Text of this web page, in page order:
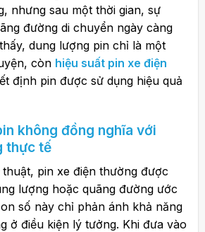
nhưng sau một thời gian, sự
đường di chuyển ngày càng
dung lượng pin chỉ là một
còn hiệu suất pin xe điện
định pin được sử dụng hiệu quả
không đồng nghĩa với
thực tế
pin xe điệnthường được
lượng hoặc quãng đường ước
số này chỉ phản ánh khả năng
ở điều kiện lý tưởng. Khi đưa vào